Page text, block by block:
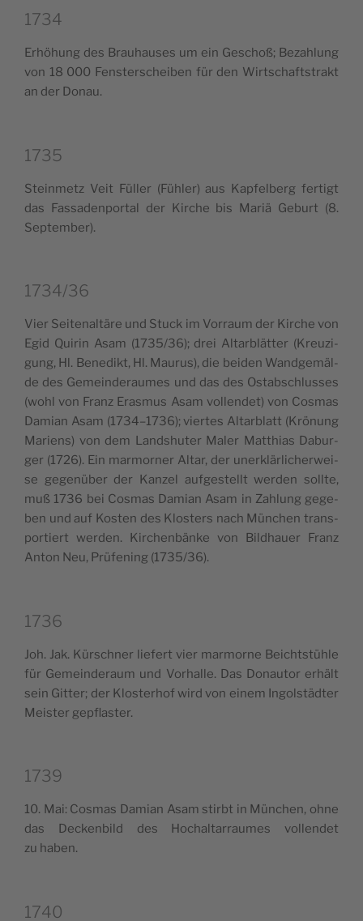
1734
Erhö­hung des Brau­hau­ses um ein Geschoß; Beza­hlung
von 18 000 Fen­ster­schei­ben für den Wir­ts­chaf­tstrakt
an der Donau.
1735
Stein­me­tz Veit Fül­ler (Fühler) aus Kap­fel­berg fer­tigt
das Fas­sa­den­por­tal der Kir­che bis Mariä Geburt (8.
September).
1734/36
Vier Sei­te­nal­tä­re und Stuck im Vor­raum der Kir­che von
Egid Qui­rin Asam (1735/36); drei Altar­blät­ter (Kreu­zi­
gung, Hl. Bene­dikt, Hl. Mau­rus), die bei­den Wand­ge­mäl­
de des Gemein­de­rau­mes und das des Ostab­schlus­ses
(wohl von Franz Era­smus Asam vol­len­det) von Cosmas
Damian Asam (1734–1736); vier­tes Altar­blatt (Krö­nung
Mariens) von dem Land­shu­ter Maler Mat­thias Dabur­
ger (1726). Ein mar­mor­ner Altar, der uner­klär­li­cher­wei­
se gege­nü­ber der Kan­zel auf­ge­stellt wer­den soll­te,
muß 1736 bei Cosmas Damian Asam in Zahlung gege­
ben und auf Kosten des Klo­sters nach Mün­chen trans­
por­tiert wer­den. Kir­chen­bän­ke von Bil­d­hauer Franz
Anton Neu, Prü­fe­ning (1735/36).
1736
Joh. Jak. Kür­sch­ner lie­fert vier mar­mor­ne Bei­ch­tstü­hle
für Gemein­de­raum und Vorhal­le. Das Donau­tor erhält
sein Git­ter; der Klo­ste­rhof wird von einem Ingol­städ­ter
Mei­ster gepflaster.
1739
10. Mai: Cosmas Damian Asam stirbt in Mün­chen, ohne
das Dec­ken­bild des Hochal­tar­rau­mes vol­len­det
zu haben.
1740